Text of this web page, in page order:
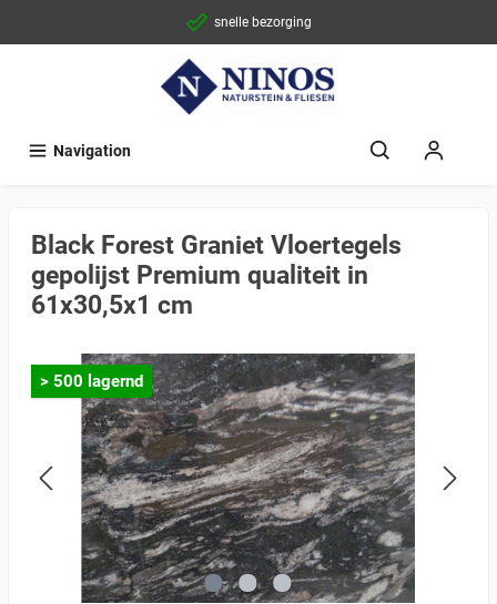
snelle bezorging
Navigation
Black Forest Graniet Vloertegels
gepolijst Premium qualiteit in
61x30,5x1 cm
> 500 lagernd